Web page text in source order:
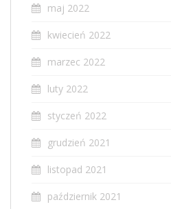
maj 2022
kwiecień 2022
marzec 2022
luty 2022
styczeń 2022
grudzień 2021
listopad 2021
październik 2021